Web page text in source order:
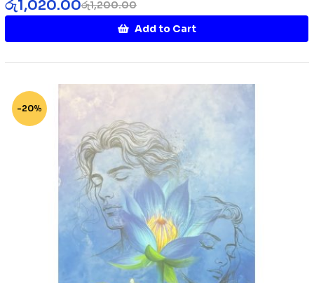
රු1,200.00
රු1,020.00
Add to Cart
-20%